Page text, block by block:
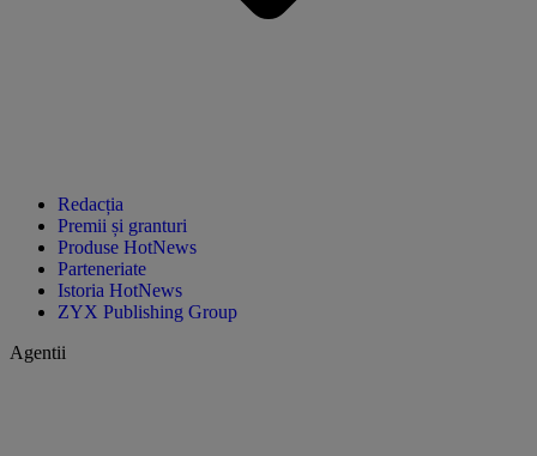
Redacția
Premii și granturi
Produse HotNews
Parteneriate
Istoria HotNews
ZYX Publishing Group
Agentii